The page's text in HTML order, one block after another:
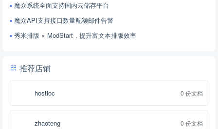
下载《卡通海洋风压缩包》
下载《房子抵押借款合同范本Word模板.doc》
魔众系统全面支持国内云储存平台
魔众API支持接口数量配额邮件告警
秀米排版 × ModStart，提升富文本排版效率
推荐店铺
hostloc 0 份文档
zhaoteng 0 份文档